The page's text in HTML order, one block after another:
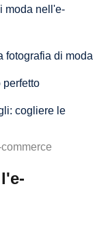
moda nell'e-
fotografia di moda
perfetto
cogliere le
moda